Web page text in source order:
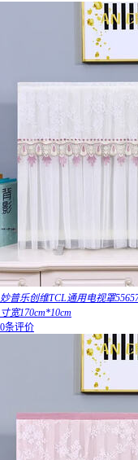
妙普乐创维TCL通用电视罩
寸宽170cm*10cm
0条评价